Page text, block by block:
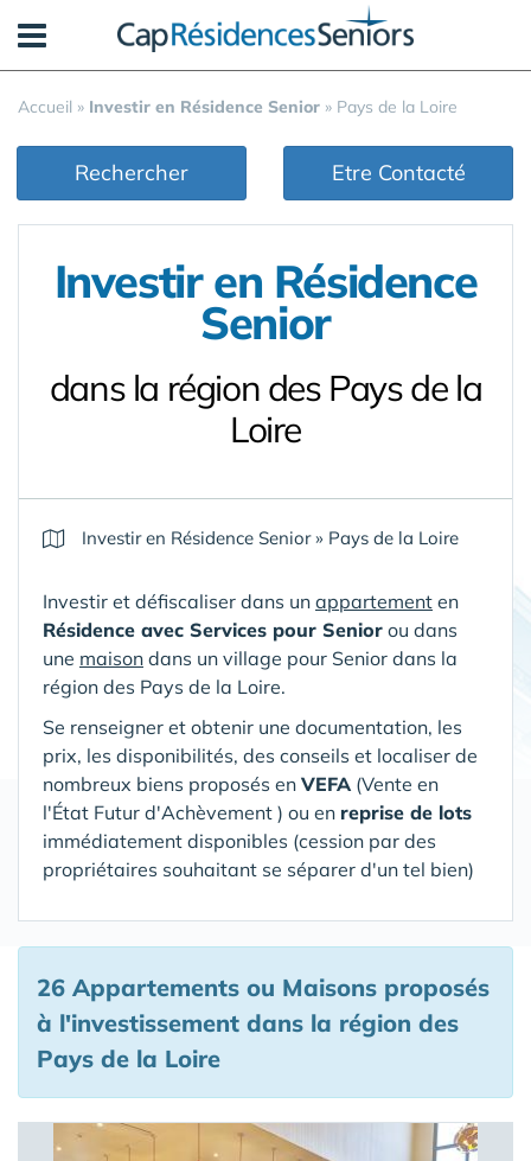
Accueil » Investir en Résidence Senior » Pays de la Loire
Rechercher Etre Contacté
Investir en Résidence
Senior
dans la région des Pays de la
Loire
Investir en Résidence Senior» Pays de la Loire
Investir et défiscaliser dans un appartement en
Résidence avec Services pour Senior ou dans
une maison dans un village pour Senior dans la
région des Pays de la Loire.
Se renseigner et obtenir une documentation, les
prix, les disponibilités, des conseils et localiser de
nombreux biens proposés en VEFA (Vente en
l'État Futur d'Achèvement ) ou en reprise de lots
immédiatement disponibles (cession par des
propriétaires souhaitant se séparer d'un tel bien)
26 Appartements ou Maisons proposés
à l'investissement dans la région des
Pays de la Loire